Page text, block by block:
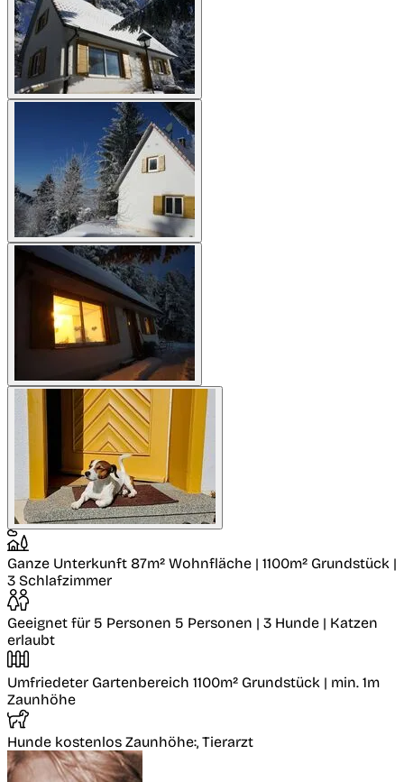
Ganze Unterkunft 87m² Wohnfläche | 1100m² Grundstück |
3 Schlafzimmer
Geeignet für 5 Personen 5 Personen | 3 Hunde | Katzen
erlaubt
Umfriedeter Gartenbereich 1100m² Grundstück | min. 1m
Zaunhöhe
Hunde kostenlos Zaunhöhe:, Tierarzt